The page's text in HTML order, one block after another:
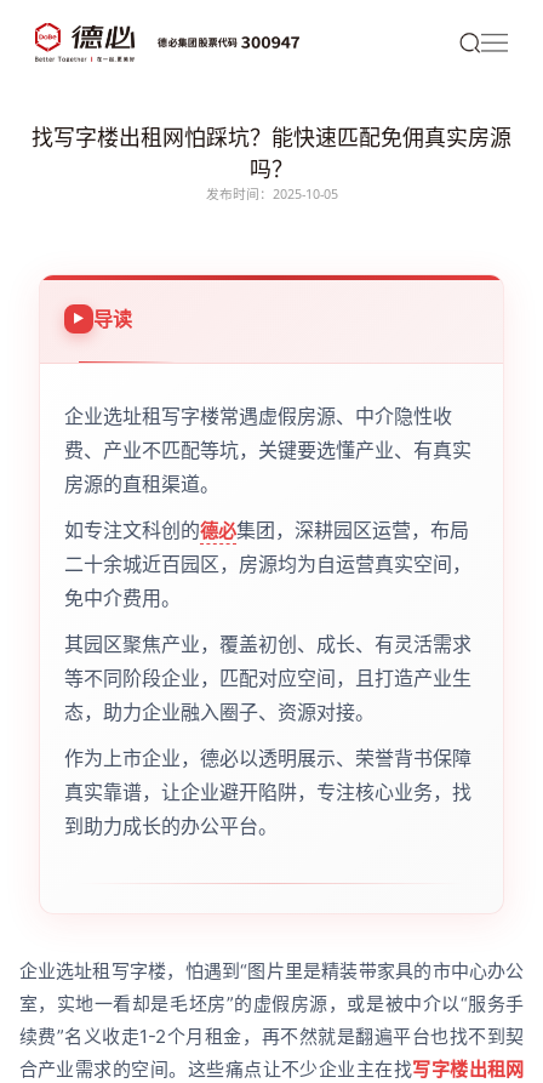
找写字楼出租网怕踩坑？能快速匹配免佣真实房源
吗？
发布时间：2025-10-05
导读
企业选址租写字楼常遇虚假房源、中介隐性收
费、产业不匹配等坑，关键要选懂产业、有真实
房源的直租渠道。
如专注文科创的德必集团，深耕园区运营，布局
二十余城近百园区，房源均为自运营真实空间，
免中介费用。
其园区聚焦产业，覆盖初创、成长、有灵活需求
等不同阶段企业，匹配对应空间，且打造产业生
态，助力企业融入圈子、资源对接。
作为上市企业，德必以透明展示、荣誉背书保障
真实靠谱，让企业避开陷阱，专注核心业务，找
到助力成长的办公平台。
企业选址租写字楼，怕遇到“图片里是精装带家具的市中心办公
室，实地一看却是毛坯房”的虚假房源，或是被中介以“服务手
续费”名义收走1-2个月租金，再不然就是翻遍平台也找不到契
合产业需求的空间。这些痛点让不少企业主在找写字楼出租网